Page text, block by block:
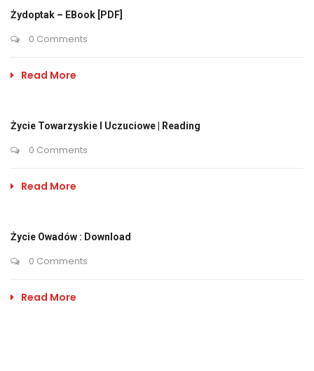
Żydoptak – EBook [PDF]
0 Comments
Read More
Życie Towarzyskie I Uczuciowe | Reading
0 Comments
Read More
Życie Owadów : Download
0 Comments
Read More